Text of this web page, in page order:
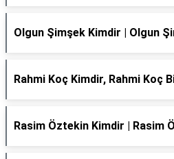
Olgun Şimşek Kimdir | Olgun
Rahmi Koç Kimdir, Rahmi Koç
Rasim Öztekin Kimdir | Rasim